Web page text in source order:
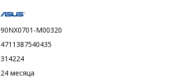
90NX0701-M00320
4711387540435
314224
24 месяца